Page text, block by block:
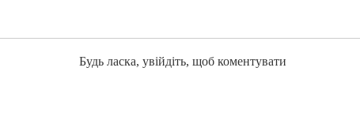
Будь ласка, увійдіть, щоб коментувати